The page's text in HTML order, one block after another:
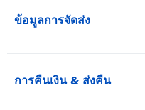
ข้อมูลการจัดส่ง
การคืนเงิน & ส่งคืน